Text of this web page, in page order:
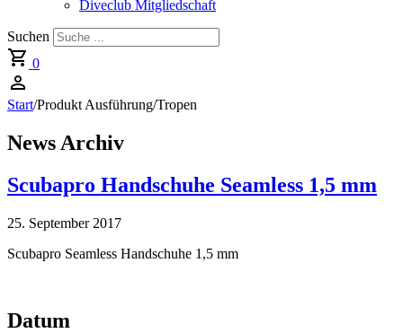
Diveclub Mitgliedschaft
Suchen
0
Start/Produkt Ausführung/Tropen
News Archiv
Scubapro Handschuhe Seamless 1,5 mm
25. September 2017
Scubapro Seamless Handschuhe 1,5 mm
Datum